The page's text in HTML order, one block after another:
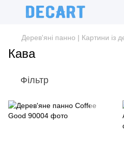
Дерев'яні панно | Картини із
Кава
Фільтр